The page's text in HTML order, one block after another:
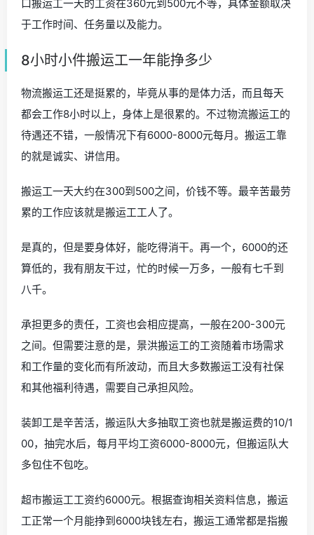
口搬运工一天的工资在360元到500元不等，具体金额取决
于工作时间、任务量以及能力。
8小时小件搬运工一年能挣多少
物流搬运工还是挺累的，毕竟从事的是体力活，而且每天
都会工作8小时以上，身体上是很累的。不过物流搬运工的
待遇还不错，一般情况下有6000-8000元每月。搬运工靠
的就是诚实、讲信用。
搬运工一天大约在300到500之间，价钱不等。最辛苦最劳
累的工作应该就是搬运工工人了。
是真的，但是要身体好，能吃得消干。再一个，6000的还
算低的，我有朋友干过，忙的时候一万多，一般有七千到
八千。
承担更多的责任，工资也会相应提高，一般在200-300元
之间。但需要注意的是，景洪搬运工的工资随着市场需求
和工作量的变化而有所波动，而且大多数搬运工没有社保
和其他福利待遇，需要自己承担风险。
装卸工是辛苦活，搬运队大多抽取工资也就是搬运费的10/1
00，抽完水后，每月平均工资6000-8000元，但搬运队大
多包住不包吃。
超市搬运工工资约6000元。根据查询相关资料信息，搬运
工正常一个月能挣到6000块钱左右，搬运工通常都是指搬